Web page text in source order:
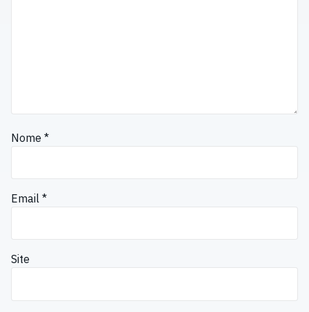
Nome *
Email *
Site